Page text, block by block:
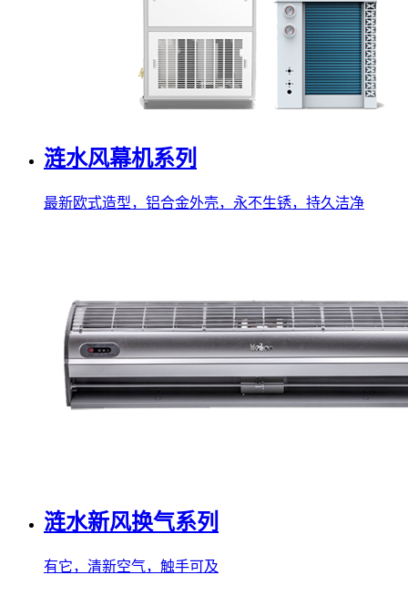
涟水风幕机系列
最新欧式造型，铝合金外壳，永不生锈，持久洁净
涟水新风换气系列
有它，清新空气，触手可及